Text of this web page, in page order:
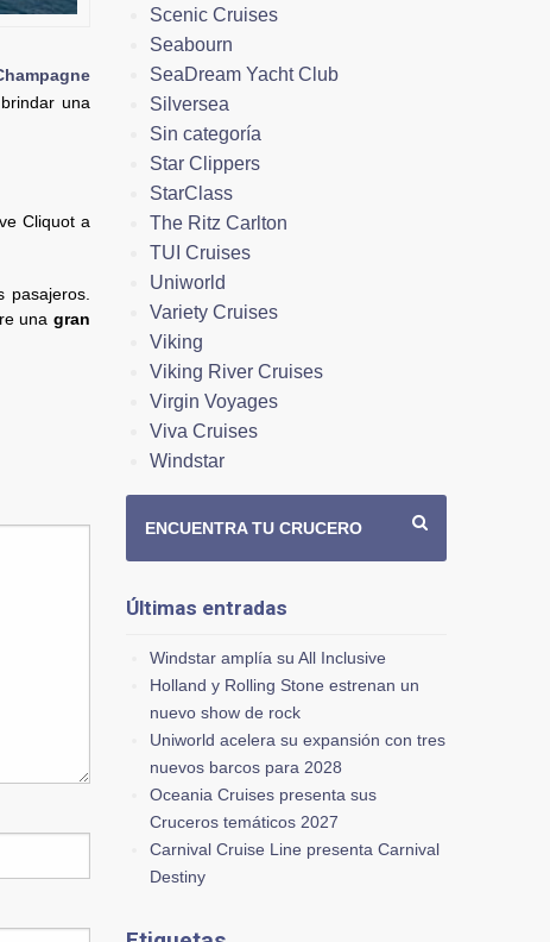
una
Cliquot a
una gran
Scenic Cruises
Seabourn
SeaDream Yacht Club
Silversea
Sin categoría
Star Clippers
StarClass
The Ritz Carlton
TUI Cruises
Uniworld
Variety Cruises
Viking
Viking River Cruises
Virgin Voyages
Viva Cruises
Windstar
ENCUENTRA TU CRUCERO
Últimas entradas
Windstar amplía su All Inclusive
Holland y Rolling Stone estrenan un
nuevo show de rock
Uniworld acelera su expansión con tres
nuevos barcos para 2028
Oceania Cruises presenta sus
Cruceros temáticos 2027
Carnival Cruise Line presenta Carnival
Destiny